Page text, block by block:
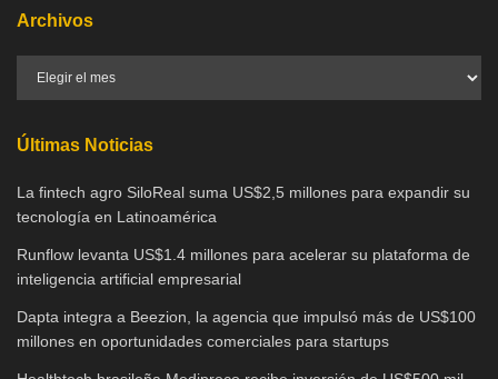
Archivos
Últimas Noticias
La fintech agro SiloReal suma US$2,5 millones para expandir su
tecnología en Latinoamérica
Runflow levanta US$1.4 millones para acelerar su plataforma de
inteligencia artificial empresarial
Dapta integra a Beezion, la agencia que impulsó más de US$100
millones en oportunidades comerciales para startups